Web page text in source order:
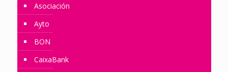
Asociación
Ayto
BON
CaixaBank